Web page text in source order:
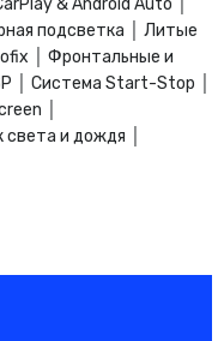
подсветка │ Литые
│ Фронтальные и
│ Система Start-Stop │
│
и дождя │